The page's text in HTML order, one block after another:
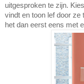
uitgesproken te zijn. Kies
vindt en toon lef door ze
het dan eerst eens met